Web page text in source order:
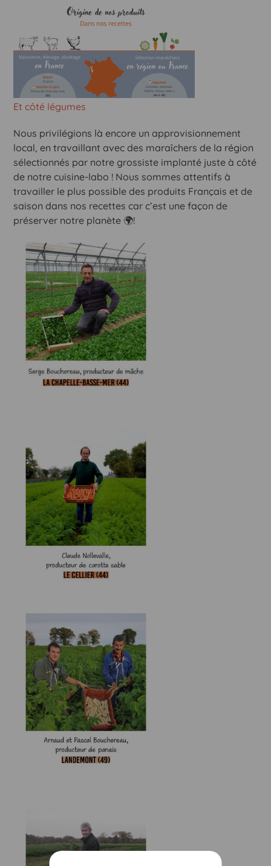
Et côté légumes
Nous privilégions là encore un approvisionnement
local, en travaillant avec des maraîchers de la région
sélectionnés par notre grossiste implanté juste à côté
de notre cuisine-labo ! Nous sommes attentifs à
travailler le plus possible des produits Français et de
saison dans nos recettes car c’est une façon de
préserver notre planète 🌍!